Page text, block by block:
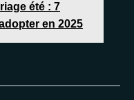
été : 7
en 2025